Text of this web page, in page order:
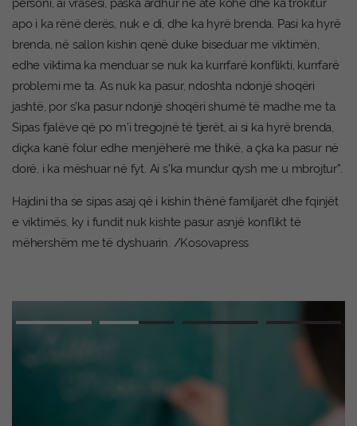
personi, ai vrasësi, paska ardhur në atë kohë dhe ka trokitur
apo i ka rënë derës, nuk e di, dhe ka hyrë brenda. Pasi ka hyrë
brenda, në sallon kishin qenë duke biseduar me viktimën,
edhe viktima ka menduar se nuk ka kurrfarë konflikti, kurrfarë
problemi me ta. As nuk ka pasur, ndoshta ndonjë shoqëri
jashtë, por s’ka pasur ndonjë shoqëri shumë të madhe me ta.
Sipas fjalëve që po m’i tregojnë të tjerët, ai si ka hyrë brenda,
diçka kanë folur edhe menjëherë me thikë, a çka ka pasur në
dorë, i ka mëshuar në fyt. Ai s’ka mundur qysh me u mbrojtur”.
Hajdini tha se sipas asaj që i kishin thënë familjarët dhe fqinjët
e viktimës, ky i fundit nuk kishte pasur asnjë konflikt të
mëhershëm me të dyshuarin. /Kosovapress